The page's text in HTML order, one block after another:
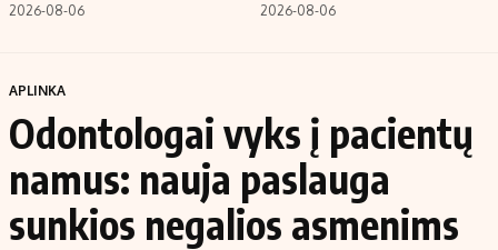
2026-08-06 2026-08-06
APLINKA
Odontologai vyks į pacientų
namus: nauja paslauga
sunkios negalios asmenims